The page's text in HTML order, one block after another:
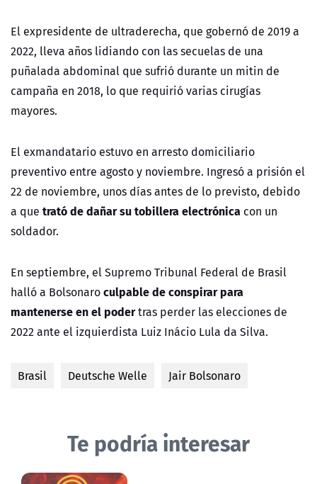
El expresidente de ultraderecha, que gobernó de 2019 a
2022, lleva años lidiando con las secuelas de una
puñalada abdominal que sufrió durante un mitin de
campaña en 2018, lo que requirió varias cirugías
mayores.
El exmandatario estuvo en arresto domiciliario
preventivo entre agosto y noviembre. Ingresó a prisión el
22 de noviembre, unos días antes de lo previsto, debido
a que trató de dañar su tobillera electrónica con un
soldador.
En septiembre, el Supremo Tribunal Federal de Brasil
halló a Bolsonaroculpable de conspirar para
mantenerse en el podertras perder las elecciones de
2022 ante el izquierdista Luiz Inácio Lula da Silva.
Brasil Deutsche Welle Jair Bolsonaro
Te podría interesar